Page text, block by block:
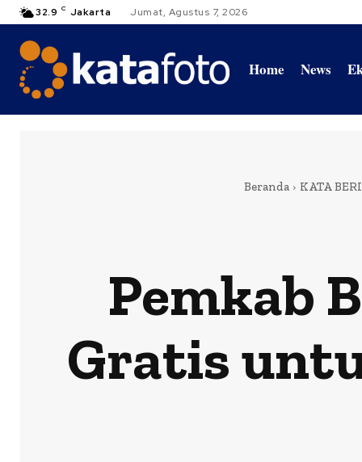
32.9 C Jakarta Jumat, Agustus 7, 2026
Home News
Beranda KATA
Pemkab
Gratis